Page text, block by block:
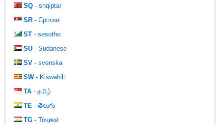
SQ - shqiptar
SR - Српски
ST - sesotho
SU - Sudanese
SV - svenska
SW- Kiswahili
TA - தமிழ்
TE - తెలుగు
TG - Тоҷикӣ